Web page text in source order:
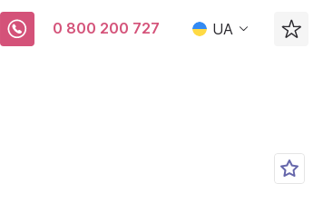
0 800 200 727 UA